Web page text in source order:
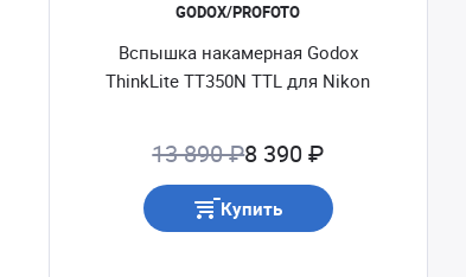
GODOX/PROFOTO
Вспышка накамерная Godox
ThinkLite TT350N TTL для Nikon
13 890 ₽8 390 ₽
Купить